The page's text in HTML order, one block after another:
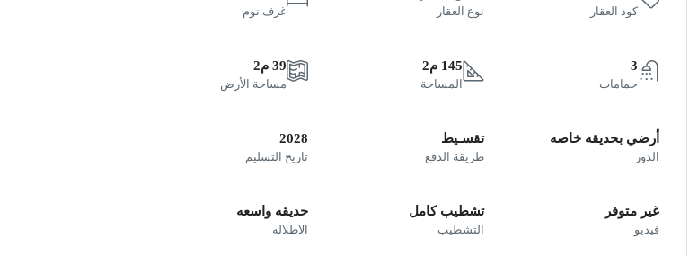
كود العقار نوع العقار غرف نوم
3
حمامات
145 م2
المساحة
39 م2
مساحة الأرض
أرضي بحديقه خاصه
الدور
تقسـيط
طريقة الدفع
2028
تاريخ التسليم
غير متوفر
فيديو
تشطيب كامل
التشطيب
حديقه واسعه
الاطلاله